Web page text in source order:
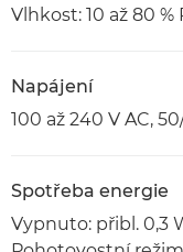
Vlhkost: 10 až 80
Napájení
100 až 240 V AC,
Spotřeba energie
Vypnuto: přibl. 0,3